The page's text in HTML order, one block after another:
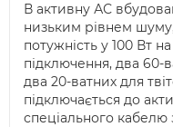
В активну АС
низьким рівнем
потужність у 100 Вт
підключення, два 60-
два 20-ватних для
підключається до
спеціального